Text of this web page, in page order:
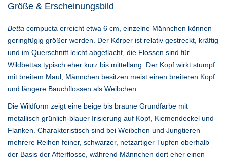
Größe & Erscheinungsbild
Betta compucta erreicht etwa 6 cm, einzelne Männchen können
geringfügig größer werden. Der Körper ist relativ gestreckt, kräftig
und im Querschnitt leicht abgeflacht, die Flossen sind für
Wildbettas typisch eher kurz bis mittellang. Der Kopf wirkt stumpf
mit breitem Maul; Männchen besitzen meist einen breiteren Kopf
und längere Bauchflossen als Weibchen.
Die Wildform zeigt eine beige bis braune Grundfarbe mit
metallisch grünlich-blauer Irisierung auf Kopf, Kiemendeckel und
Flanken. Charakteristisch sind bei Weibchen und Jungtieren
mehrere Reihen feiner, schwarzer, netzartiger Tupfen oberhalb
der Basis der Afterflosse, während Männchen dort eher einen